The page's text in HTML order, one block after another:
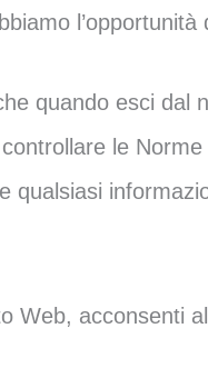
quando esci dal
le
qualsiasi
Web, acconsenti